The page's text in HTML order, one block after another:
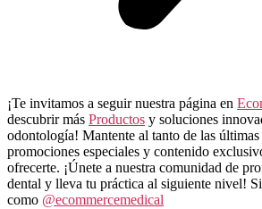
¡Te invitamos a seguir nuestra página en
descubrir más Productos y soluciones
odontología! Mantente al tanto de las últimas
promociones especiales y contenido
ofrecerte. ¡Únete a nuestra comunidad de
dental y lleva tu práctica al siguiente nivel!
como @ecommercemedical